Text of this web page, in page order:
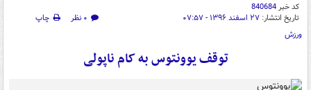
کد خبر840684
تاریخ انتشار: ۲۷ اسفند ۱۳۹۶ - ۰۷:۵۷ ۰ نظر
چاپ
ورزش
توقف یوونتوس به کام ناپولی